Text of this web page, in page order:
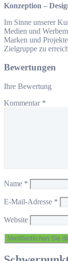
Konzeption –
Im Sinne unserer
Medien und
Marken und
Zielgruppe zu
Bewertungen
Ihre Bewertung
Kommentar *
Name *
E-Mail-Adresse *
Website